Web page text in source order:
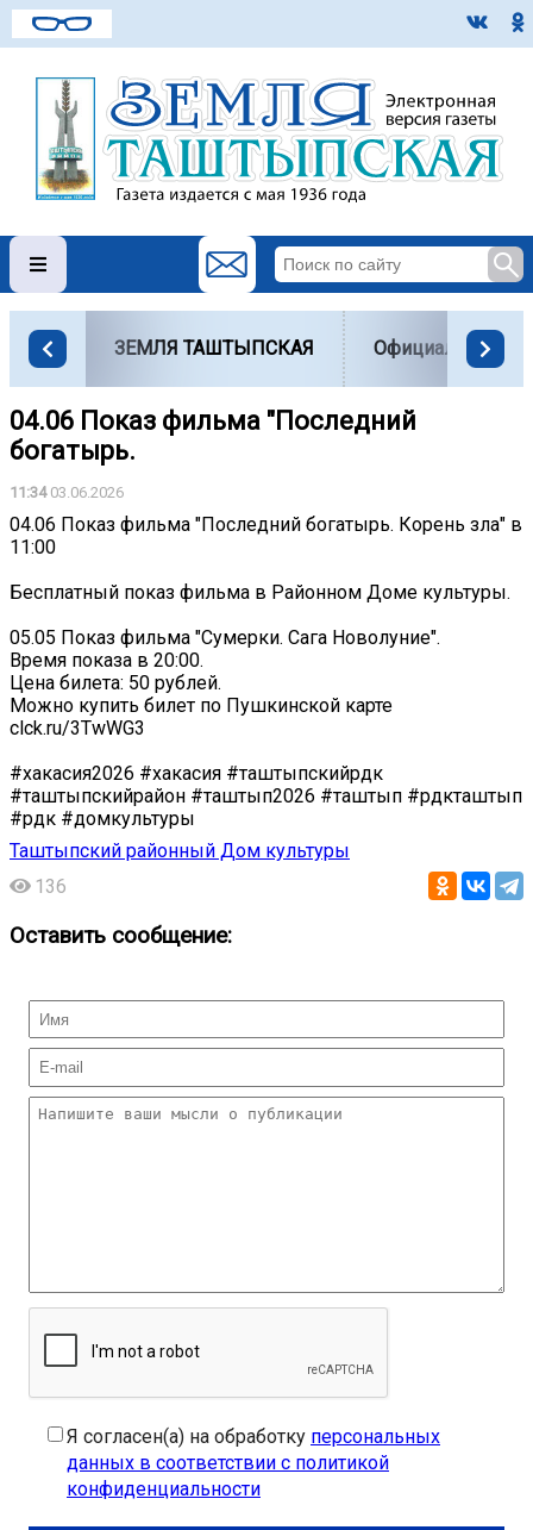
ЗЕМЛЯ ТАШТЫПСКАЯ Официально
04.06 Показ фильма "Последний
богатырь.
11:3403.06.2026
04.06 Показ фильма "Последний богатырь. Корень зла" в
11:00
Бесплатный показ фильма в Районном Доме культуры.
05.05 Показ фильма "Сумерки. Сага Новолуние".
Время показа в 20:00.
Цена билета: 50 рублей.
Можно купить билет по Пушкинской карте
clck.ru/3TwWG3
#хакасия2026 #хакасия #таштыпскийрдк
#таштыпскийрайон #таштып2026 #таштып #рдкташтып
#рдк #домкультуры
Таштыпский районный Дом культуры
136
Оставить сообщение:
Я согласен(а) на обработку персональных
данных в соответствии с политикой
конфиденциальности